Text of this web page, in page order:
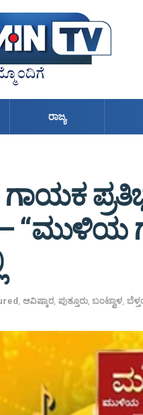
ರಾಜ್ಯ
ಗಾಯಕ
“ಮುಳಿಯ
ಆವಿಷ್ಕಾರ ಪುತ್ತೂರು ಬಂಟ್ವಾಳ